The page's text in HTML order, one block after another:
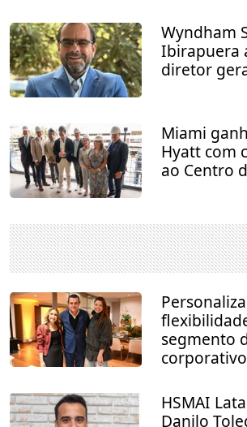
Wyndham
Ibirapuera
diretor
Miami
Hyatt com
ao Centro
segmento
HSMAI
Danilo